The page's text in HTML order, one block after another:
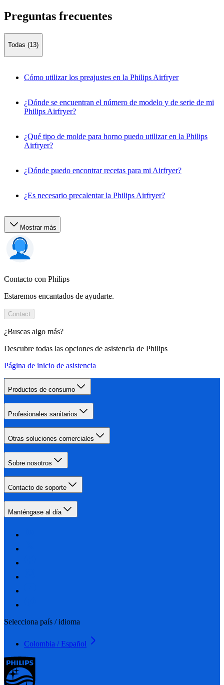
Preguntas frecuentes
Todas (13)
Cómo utilizar los preajustes en la Philips Airfryer
¿Dónde se encuentran el número de modelo y de serie de mi
Philips Airfryer?
¿Qué tipo de molde para horno puedo utilizar en la Philips
Airfryer?
¿Dónde puedo encontrar recetas para mi Airfryer?
¿Es necesario precalentar la Philips Airfryer?
Mostrar más
Contacto con Philips
Estaremos encantados de ayudarte.
Contact
¿Buscas algo más?
Descubre todas las opciones de asistencia de Philips
Página de inicio de asistencia
Productos de consumo
Profesionales sanitarios
Otras soluciones comerciales
Sobre nosotros
Contacto de soporte
Manténgase al día
Selecciona país / idioma
Colombia / Español